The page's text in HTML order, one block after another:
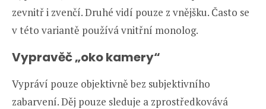
zevnitř i zvenčí. Druhé vidí pouze z vnějšku. Často se
v této variantě používá vnitřní monolog.
Vypravěč „oko kamery“
Vypráví pouze objektivně bez subjektivního
zabarvení. Děj pouze sleduje a zprostředkovává